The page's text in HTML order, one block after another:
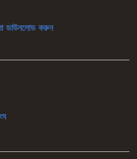
ডাউনলোড করুন